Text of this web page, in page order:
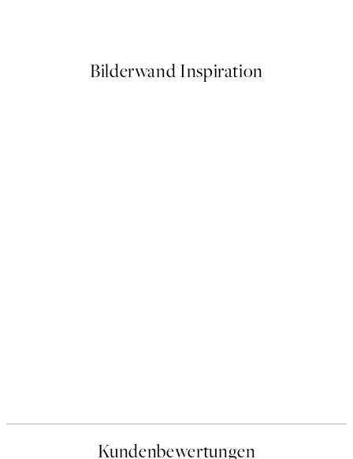
Bilderwand Inspiration
Kundenbewertungen